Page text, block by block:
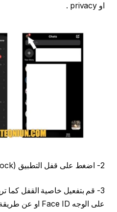
او privacy .
2- اضغط على قفل التطبيق (App Lock).
3- قم بتفعيل خاصية القفل كما